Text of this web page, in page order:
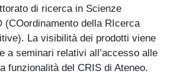
di ricerca in Scienze
(COordinamento della RIcerca
La visibilità dei prodotti viene
a seminari relativi all’accesso alle
funzionalità del CRIS di Ateneo.